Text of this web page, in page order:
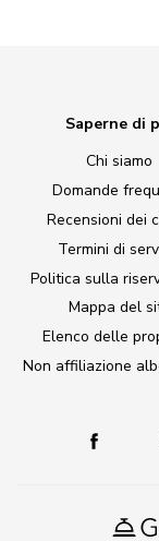
Saperne di
Chi siamo
Domande
Recensioni dei
Termini di
Politica sulla
Mappa del
Elenco delle
Non affiliazione